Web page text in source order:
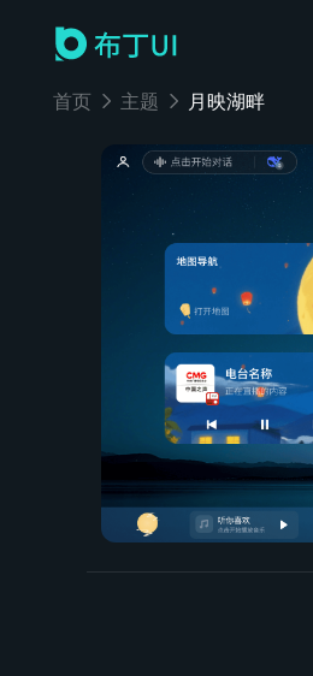
首页 主题 月映湖畔